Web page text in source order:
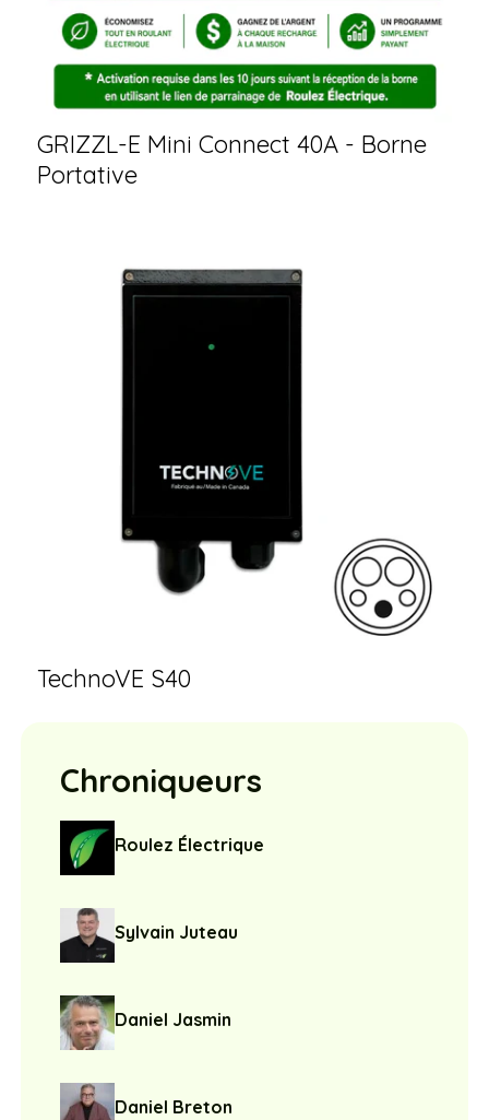
GRIZZL-E Mini Connect 40A - Borne
Portative
TechnoVE S40
Chroniqueurs
Roulez Électrique
Sylvain Juteau
Daniel Jasmin
Daniel Breton